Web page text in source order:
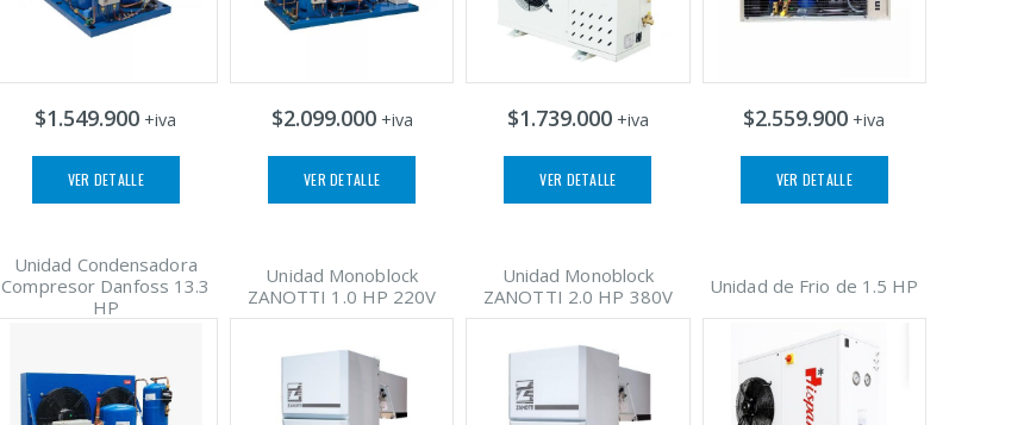
$1.549.900 +iva
VER DETALLE
$2.099.000+iva
VER DETALLE
$1.739.000+iva
VER DETALLE
$2.559.900 +iva
VER DETALLE
Unidad Condensadora
Compresor Danfoss 13.3
HP
Unidad Monoblock
ZANOTTI 1.0 HP 220V
Unidad Monoblock
ZANOTTI 2.0 HP 380V
Unidad de Frio de 1.5 HP